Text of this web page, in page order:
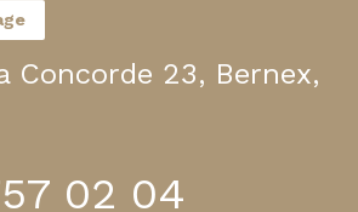
Concorde 23, Bernex,
02 04